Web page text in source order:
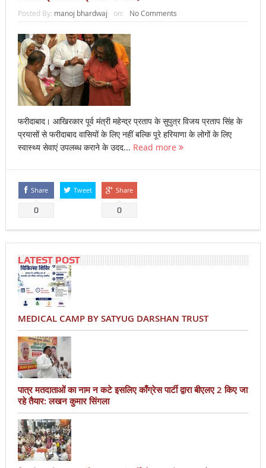
Posted By: manoj bhardwaj on: No Comments
फरीदाबाद। आखिरकार पूर्व मंत्री महेन्द्र प्रताप के सुपुत्र विजय प्रताप सिंह के
प्रयासों से फरीदाबाद वासियों के लिए नहीं बल्कि पूरे हरियाणा के लोगों के लिए
स्वास्थ्य सेवाएं उपलब्ध कराने के उदद... Read more
Share
0
Tweet Share
0
LATEST POST
MEDICAL CAMP BY SATYUG DARSHAN TRUST
पात्र मतदाताओं का नाम न कटे इसलिए काँग्रेस पार्टी द्वारा बीएलए 2 किए जा
रहे तैयार: लखन कुमार सिंगला